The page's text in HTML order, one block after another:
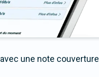
avec une note couverture